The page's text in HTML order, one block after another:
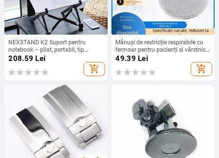
NEXSTAND K2 Suport pentru
notebook – pliat, portabil, tip
ridicare, nailon întărit, 240 g,
208.59 Lei
add_shopping_cart
Mănuși de restricție respirabile cu
fermoar pentru pacienți și vârstnici
— anti-zgâriere, anti-smulgere,
plăcuță de protecție încorporată,
curele fixe, Material: fibră de
49.39 Lei
add_shopping_cart